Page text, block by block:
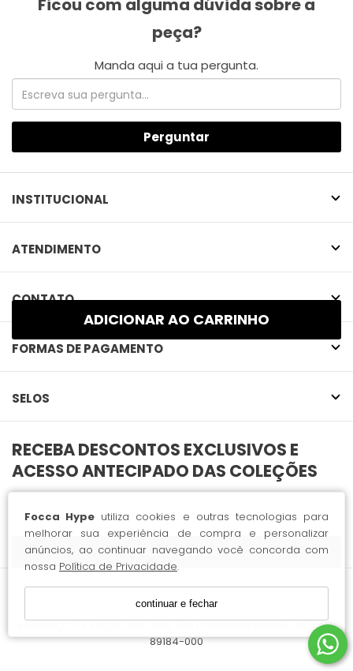
Focca Hype utiliza cookies e outras tecnologias para
melhorar sua experiência de compra e personalizar
anúncios, ao continuar navegando você concorda com
nossa Política de Privacidade.
continuar e fechar
Perguntar
INSTITUCIONAL
ATENDIMENTO
CONTATO
FORMAS DE PAGAMENTO
SELOS
CADASTRE-SE
Focca Hype LTDA / CNPJ: 63.382.427/0001-11
Endereço: Av. Papa João XXIII, 336 Presidente Nereu - SC CEP:
89184-000